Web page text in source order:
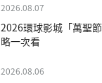
2026.08.07
2026環球影城「萬聖
略一次看
2026.08.06